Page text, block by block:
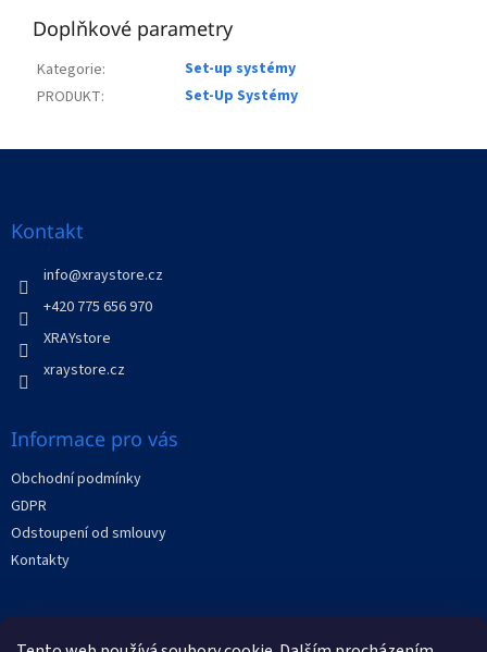
Doplňkové parametry
Kategorie:
Set-up systémy
PRODUKT: Set-Up Systémy
Kontakt
info@xraystore.cz
+420 775 656 970
XRAYstore
xraystore.cz
Informace pro vás
Obchodní podmínky
GDPR
Odstoupení od smlouvy
Kontakty
Facebook